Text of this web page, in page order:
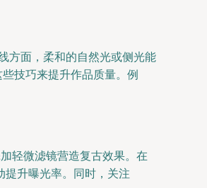
方面，柔和的自然光或侧光能
技巧来提升作品质量。例
轻微滤镜营造复古效果。在
提升曝光率。同时，关注